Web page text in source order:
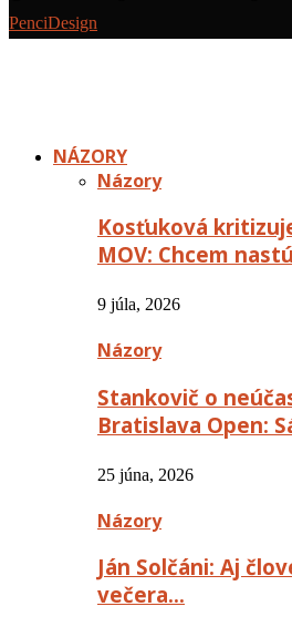
PenciDesign
NÁZORY
Názory
Kosťuková
MOV: Chcem
9 júla, 2026
Názory
Stankovič o
Bratislava Open:
25 júna, 2026
Názory
Ján Solčáni: Aj
večera…